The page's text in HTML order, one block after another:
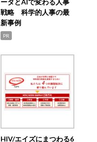
ータとAIで変わる人事
戦略 科学的人事の最
新事例
PR
HIV/エイズにまつわる6